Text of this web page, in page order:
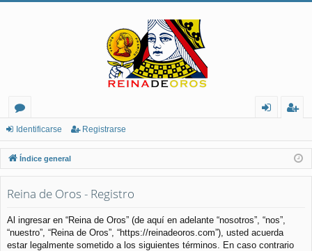
or
os
nt
ifi
rs
e
ist
ra
Identificarse Registrarse
Índice general
Reina de Oros - Registro
Al ingresar en “Reina de Oros” (de aquí en adelante “nosotros”, “nos”,
“nuestro”, “Reina de Oros”, “https://reinadeoros.com”), usted acuerda
estar legalmente sometido a los siguientes términos. En caso contrario